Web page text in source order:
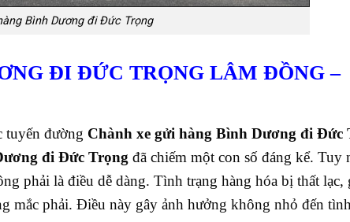
Bình Dương đi Đức Trọng
ĐI ĐỨC TRỌNG LÂM ĐỒNG –
tuyến đường Chành xe gửi hàng Bình Dương đi Đức
đi Đức Trọng đã chiếm một con số đáng kể. Tuy
phải là điều dễ dàng. Tình trạng hàng hóa bị thất lạc,
mắc phải. Điều này gây ảnh hưởng không nhỏ đến